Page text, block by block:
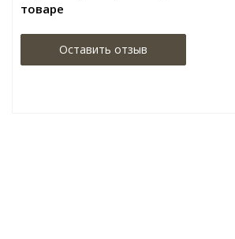
товаре
Оставить отзыв